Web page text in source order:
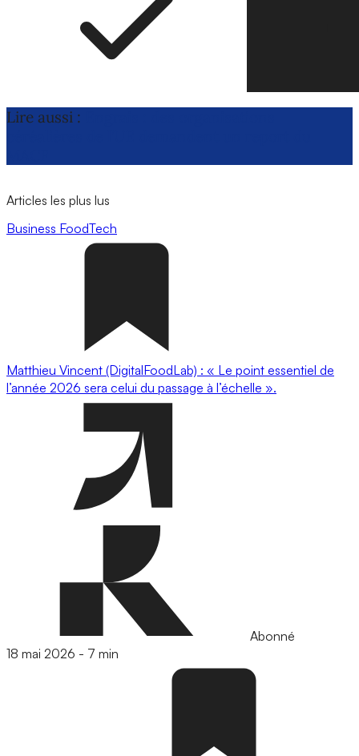
Lire aussi :
Articles les plus lus
Business FoodTech
Matthieu Vincent (DigitalFoodLab) : « Le point essentiel de
l’année 2026 sera celui du passage à l’échelle ».
Abonné
18 mai 2026 - 7 min